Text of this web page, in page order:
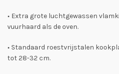
• Extra grote luchtgewassen
vuurhaard als de oven.
• Standaard roestvrijstalen
tot 28-32 cm.